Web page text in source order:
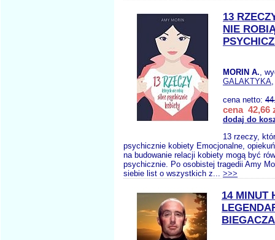
13
NIE
MORIN A.,
GALAKTYKA
cena netto:
cena 42,66
dodaj do
13 rzeczy,
psychicznie kobiety Emocjonalne,
na budowanie relacji kobiety mogą być
psychicznie. Po osobistej tragedii Amy
siebie list o wszystkich z... >>>
14 MINUT